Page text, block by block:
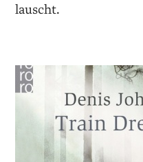
lauscht.